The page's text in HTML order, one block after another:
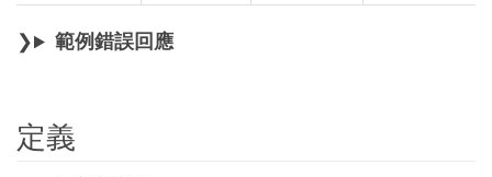
範例錯誤回應
定義